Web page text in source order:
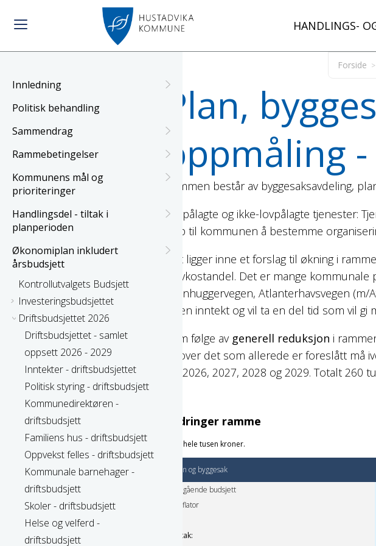
HANDLINGS-
Innledning
Politisk behandling
Sammendrag
Rammebetingelser
Kommunens mål og
prioriteringer
Handlingsdel - tiltak i
planperioden
Økonomiplan inkludert
årsbudsjett
Kontrollutvalgets Budsjett
Investeringsbudsjettet
Driftsbudsjettet 2026
Driftsbudsjettet - samlet
oppsett 2026 - 2029
Inntekter - driftsbudsjettet
Politisk styring - driftsbudsjett
Kommunedirektøren -
driftsbudsjett
Familiens hus - driftsbudsjett
Oppvekst felles - driftsbudsjett
Kommunale barnehager -
driftsbudsjett
Skoler - driftsbudsjett
Helse og velferd -
driftsbudsjett
Forside
Plan,
oppmåling
Rammen består av byggesaksavdeling,
Lovpålagte og ikke-lovpålagte tjenester:
opp til kommunen å bestemme
Det ligger inne et forslag til økning i
selvkostandel. Det er mange
steinhuggervegen, Atlanterhavsvegen
ingen inntekt og vil ta en del tid som vil
Som følge av generell reduksjon i
ut over det som allerede er foreslått må
for 2026, 2027, 2028 og 2029. Totalt 260
Endringer ramme
Tall i hele tusen kroner.
Plan og byggesak
Inngående budsjett
Deflator
Tiltak: